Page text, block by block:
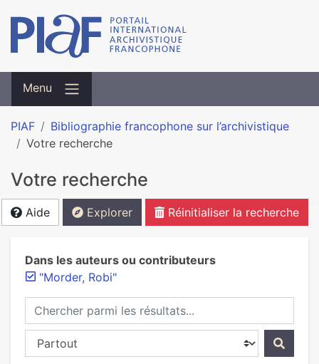
Menu
PIAF
Bibliographie francophone sur l’archivistique
Votre recherche
Votre recherche
Aide Explorer Réinitialiser la recherche
Dans les auteurs ou contributeurs
"Morder, Robi"
Chercher parmi les résultats...
Chercher dans...